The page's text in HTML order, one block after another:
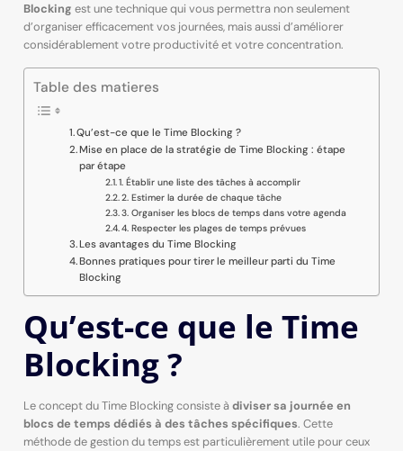
Blocking est une technique qui vous permettra non seulement
d’organiser efficacement vos journées, mais aussi d’améliorer
considérablement votre productivité et votre concentration.
Table des matieres
Qu’est-ce que le Time Blocking ?
Mise en place de la stratégie de Time Blocking : étape
par étape
1. Établir une liste des tâches à accomplir
2. Estimer la durée de chaque tâche
3. Organiser les blocs de temps dans votre agenda
4. Respecter les plages de temps prévues
Les avantages du Time Blocking
Bonnes pratiques pour tirer le meilleur parti du Time
Blocking
Qu’est-ce que le Time
Blocking ?
Le concept du Time Blocking consiste àdiviser sa journée en
blocs de temps dédiés à des tâches spécifiques. Cette
méthode de gestion du temps est particulièrement utile pour ceux